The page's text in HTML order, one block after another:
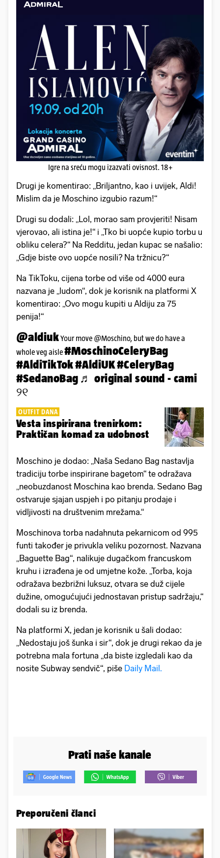
Igre na sreću mogu izazvati ovisnost. 18+
Drugi je komentirao: „Briljantno, kao i uvijek, Aldi!
Mislim da je Moschino izgubio razum!“
Drugi su dodali: „Lol, morao sam provjeriti! Nisam
vjerovao, ali istina je!“ i „Tko bi uopće kupio torbu u
obliku celera?“ Na Redditu, jedan kupac se našalio:
„Gdje biste ovo uopće nosili? Na tržnicu?“
Na TikToku, cijena torbe od više od 4000 eura
nazvana je „ludom“, dok je korisnik na platformi X
komentirao: „Ovo mogu kupiti u Aldiju za 75
penija!“
@aldiukYour move @Moschino, but we do have a
whole veg aisle#MoschinoCeleryBag
#AldiTikTok#AldiUK#CeleryBag
#SedanoBag ♬ original sound - cami
୨୧
OUTFIT DANA
Vesta inspirirana trenirkom:
Praktičan komad za udobnost
Moschino je dodao: „Naša Sedano Bag nastavlja
tradiciju torbe inspirirane bagetom“ te odražava
„neobuzdanost Moschina kao brenda. Sedano Bag
ostvaruje sjajan uspjeh i po pitanju prodaje i
vidljivosti na društvenim mrežama.“
Moschinova torba nadahnuta pekarnicom od 995
funti također je privukla veliku pozornost. Nazvana
„Baguette Bag“, nalikuje dugačkom francuskom
kruhu i izrađena je od umjetne kože. „Torba, koja
odražava bezbrižni luksuz, otvara se duž cijele
dužine, omogućujući jednostavan pristup sadržaju,“
dodali su iz brenda.
Na platformi X, jedan je korisnik u šali dodao:
„Nedostaju još šunka i sir“, dok je drugi rekao da je
potrebna mala fortuna „da biste izgledali kao da
nosite Subway sendvič“, piše Daily Mail.
Prati naše kanale
Preporučeni članci